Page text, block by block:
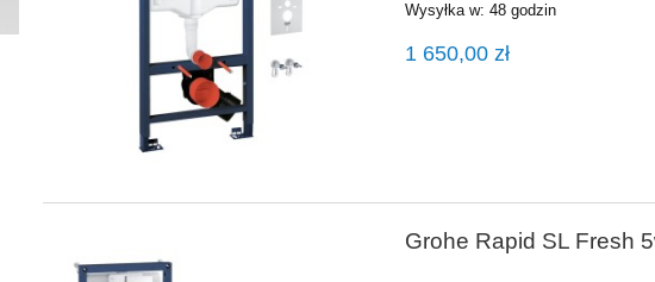
Ronal ANNEA złoto szczotkowane
Drzwi lewe 120 cm AN13WG12001307
Najniższa cena: 1 414,55 zł
Wysyłka w: 48 godzin
1 650,00 zł
Grohe Rapid SL Fresh